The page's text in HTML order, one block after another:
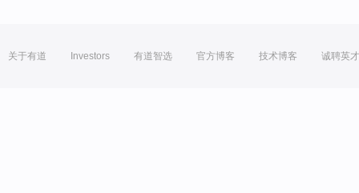
关于有道 Investors 有道智选 官方博客 技术博客 诚聘英才